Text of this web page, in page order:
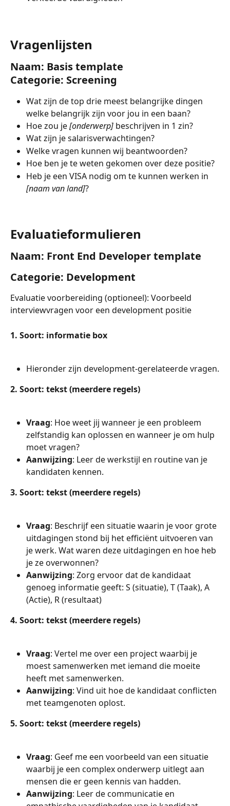
Vragenlijsten
Naam: Basis template
Categorie: Screening
Wat zijn de top drie meest belangrijke dingen
welke belangrijk zijn voor jou in een baan?
Hoe zou je [onderwerp] beschrijven in 1 zin?
Wat zijn je salarisverwachtingen?
Welke vragen kunnen wij beantwoorden?
Hoe ben je te weten gekomen over deze positie?
Heb je een VISA nodig om te kunnen werken in
[naam van land]?
Evaluatieformulieren
Naam: Front End Developer template
Categorie: Development
Evaluatie voorbereiding (optioneel): Voorbeeld
interviewvragen voor een development positie
1. Soort: informatie box
Hieronder zijn development-gerelateerde vragen.
2. Soort: tekst (meerdere regels)
Vraag: Hoe weet jij wanneer je een probleem
zelfstandig kan oplossen en wanneer je om hulp
moet vragen?
Aanwijzing: Leer de werkstijl en routine van je
kandidaten kennen.
3. Soort: tekst (meerdere regels)
Vraag: Beschrijf een situatie waarin je voor grote
uitdagingen stond bij het efficiënt uitvoeren van
je werk. Wat waren deze uitdagingen en hoe heb
je ze overwonnen?
Aanwijzing: Zorg ervoor dat de kandidaat
genoeg informatie geeft: S (situatie), T (Taak), A
(Actie), R (resultaat)
4. Soort: tekst (meerdere regels)
Vraag: Vertel me over een project waarbij je
moest samenwerken met iemand die moeite
heeft met samenwerken.
Aanwijzing: Vind uit hoe de kandidaat conflicten
met teamgenoten oplost.
5. Soort: tekst (meerdere regels)
Vraag: Geef me een voorbeeld van een situatie
waarbij je een complex onderwerp uitlegt aan
mensen die er geen kennis van hadden.
Aanwijzing: Leer de communicatie en